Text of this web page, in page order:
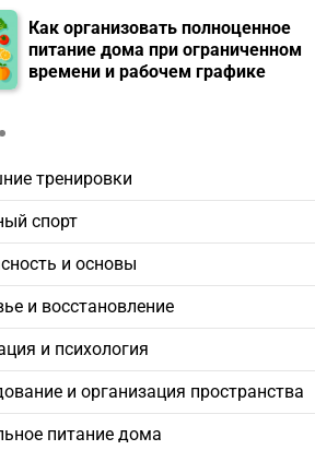
Как организовать полноценное
питание дома при ограниченном
времени и рабочем графике
тренировки
спорт
и основы
и восстановление
и психология
и организация пространства
питание дома